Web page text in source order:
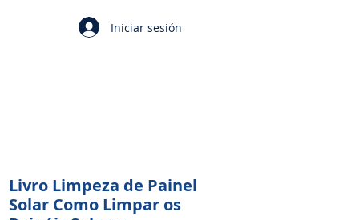
Iniciar sesión
Livro Limpeza de Painel
Solar Como Limpar os